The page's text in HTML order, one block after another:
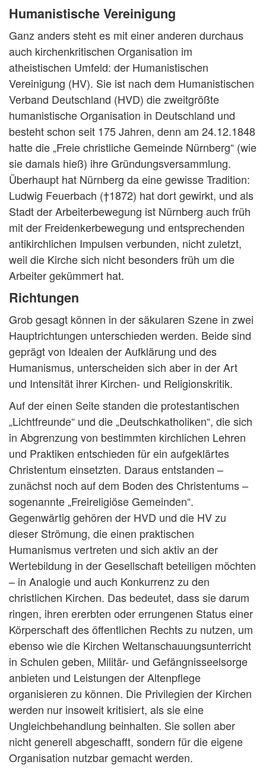
Humanistische Vereinigung
Ganz anders steht es mit einer anderen durchaus
auch kirchenkritischen Organisation im
atheistischen Umfeld: der Humanistischen
Vereinigung (HV). Sie ist nach dem Humanistischen
Verband Deutschland (HVD) die zweitgrößte
humanistische Organisation in Deutschland und
besteht schon seit 175 Jahren, denn am 24.12.1848
hatte die „Freie christliche Gemeinde Nürnberg“ (wie
sie damals hieß) ihre Gründungsversammlung.
Überhaupt hat Nürnberg da eine gewisse Tradition:
Ludwig Feuerbach (†1872) hat dort gewirkt, und als
Stadt der Arbeiterbewegung ist Nürnberg auch früh
mit der Freidenkerbewegung und entsprechenden
antikirchlichen Impulsen verbunden, nicht zuletzt,
weil die Kirche sich nicht besonders früh um die
Arbeiter gekümmert hat.
Richtungen
Grob gesagt können in der säkularen Szene in zwei
Hauptrichtungen unterschieden werden. Beide sind
geprägt von Idealen der Aufklärung und des
Humanismus, unterscheiden sich aber in der Art
und Intensität ihrer Kirchen- und Religionskritik.
Auf der einen Seite standen die protestantischen
„Lichtfreunde“ und die „Deutschkatholiken“, die sich
in Abgrenzung von bestimmten kirchlichen Lehren
und Praktiken entschieden für ein aufgeklärtes
Christentum einsetzten. Daraus entstanden –
zunächst noch auf dem Boden des Christentums –
sogenannte „Freireligiöse Gemeinden“.
Gegenwärtig gehören der HVD und die HV zu
dieser Strömung, die einen praktischen
Humanismus vertreten und sich aktiv an der
Wertebildung in der Gesellschaft beteiligen möchten
– in Analogie und auch Konkurrenz zu den
christlichen Kirchen. Das bedeutet, dass sie darum
ringen, ihren ererbten oder errungenen Status einer
Körperschaft des öffentlichen Rechts zu nutzen, um
ebenso wie die Kirchen Weltanschauungsunterricht
in Schulen geben, Militär- und Gefängnisseelsorge
anbieten und Leistungen der Altenpflege
organisieren zu können. Die Privilegien der Kirchen
werden nur insoweit kritisiert, als sie eine
Ungleichbehandlung beinhalten. Sie sollen aber
nicht generell abgeschafft, sondern für die eigene
Organisation nutzbar gemacht werden.